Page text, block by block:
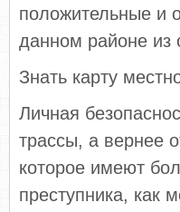
положительные и
данном районе из
Знать карту
Личная
трассы, а вернее
которое имеют
преступника, как